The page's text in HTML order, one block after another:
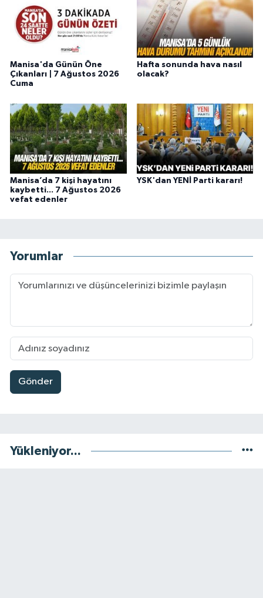
Manisa'da Günün Öne
Çıkanları | 7 Ağustos 2026
Cuma
Hafta sonunda hava nasıl
olacak?
Manisa’da 7 kişi hayatını
kaybetti... 7 Ağustos 2026
vefat edenler
YSK'dan YENİ Parti kararı!
Yorumlar
Gönder
Yükleniyor...